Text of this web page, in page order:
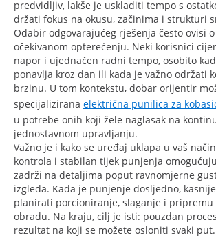
predvidljiv, lakše je uskladiti tempo s
držati fokus na okusu, začinima i strukturi
Odabir odgovarajućeg rješenja često ovisi
očekivanom opterećenju. Neki korisnici
napor i ujednačen radni tempo, osobito
ponavlja kroz dan ili kada je važno održati
brzinu. U tom kontekstu, dobar orijentir
specijalizirana električna punilica za
u potrebe onih koji žele naglasak na
jednostavnom upravljanju.
Važno je i kako se uređaj uklapa u vaš
kontrola i stabilan tijek punjenja
zadrži na detaljima poput ravnomjerne
izgleda. Kada je punjenje dosljedno,
planirati porcioniranje, slaganje i pripremu
obradu. Na kraju, cilj je isti: pouzdan
rezultat na koji se možete osloniti svaki put.